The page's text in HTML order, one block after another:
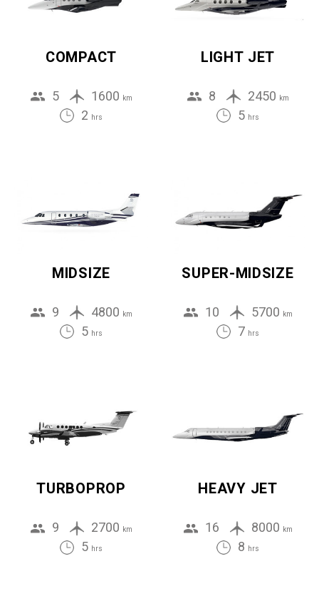
COMPACT
5 1600 km
2 hrs
LIGHT JET
8 2450 km
5 hrs
MIDSIZE
9 4800 km
5 hrs
SUPER-MIDSIZE
10 5700 km
7 hrs
TURBOPROP
9 2700 km
5 hrs
HEAVY JET
16 8000 km
8 hrs